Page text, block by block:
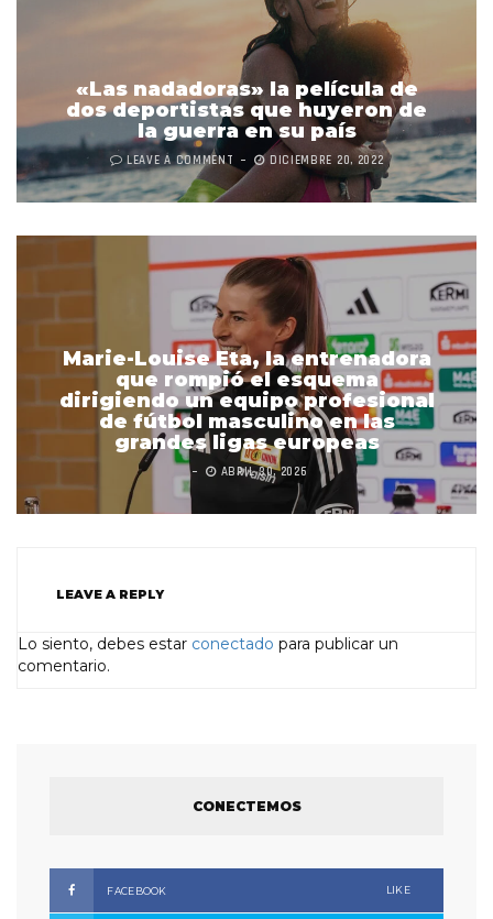
«Las nadadoras» la película de
dos deportistas que huyeron de
la guerra en su país
LEAVE A COMMENT DICIEMBRE 20, 2022
Marie-Louise Eta, la entrenadora
que rompió el esquema
dirigiendo un equipo profesional
de fútbol masculino en las
grandes ligas europeas
ABRIL 30, 2026
LEAVE A REPLY
Lo siento, debes estar conectado para publicar un
comentario.
CONECTEMOS
FACEBOOK LIKE